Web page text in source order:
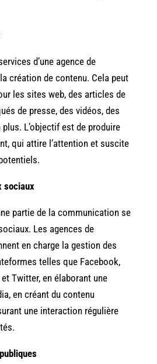
d’une agence de
création de contenu. Cela peut
les sites web, des articles de
de presse, des vidéos, des
L’objectif est de produire
qui attire l’attention et suscite
sociaux
partie de la communication se
Les agences de
en charge la gestion des
telles que Facebook,
Twitter, en élaborant une
en créant du contenu
une interaction régulière